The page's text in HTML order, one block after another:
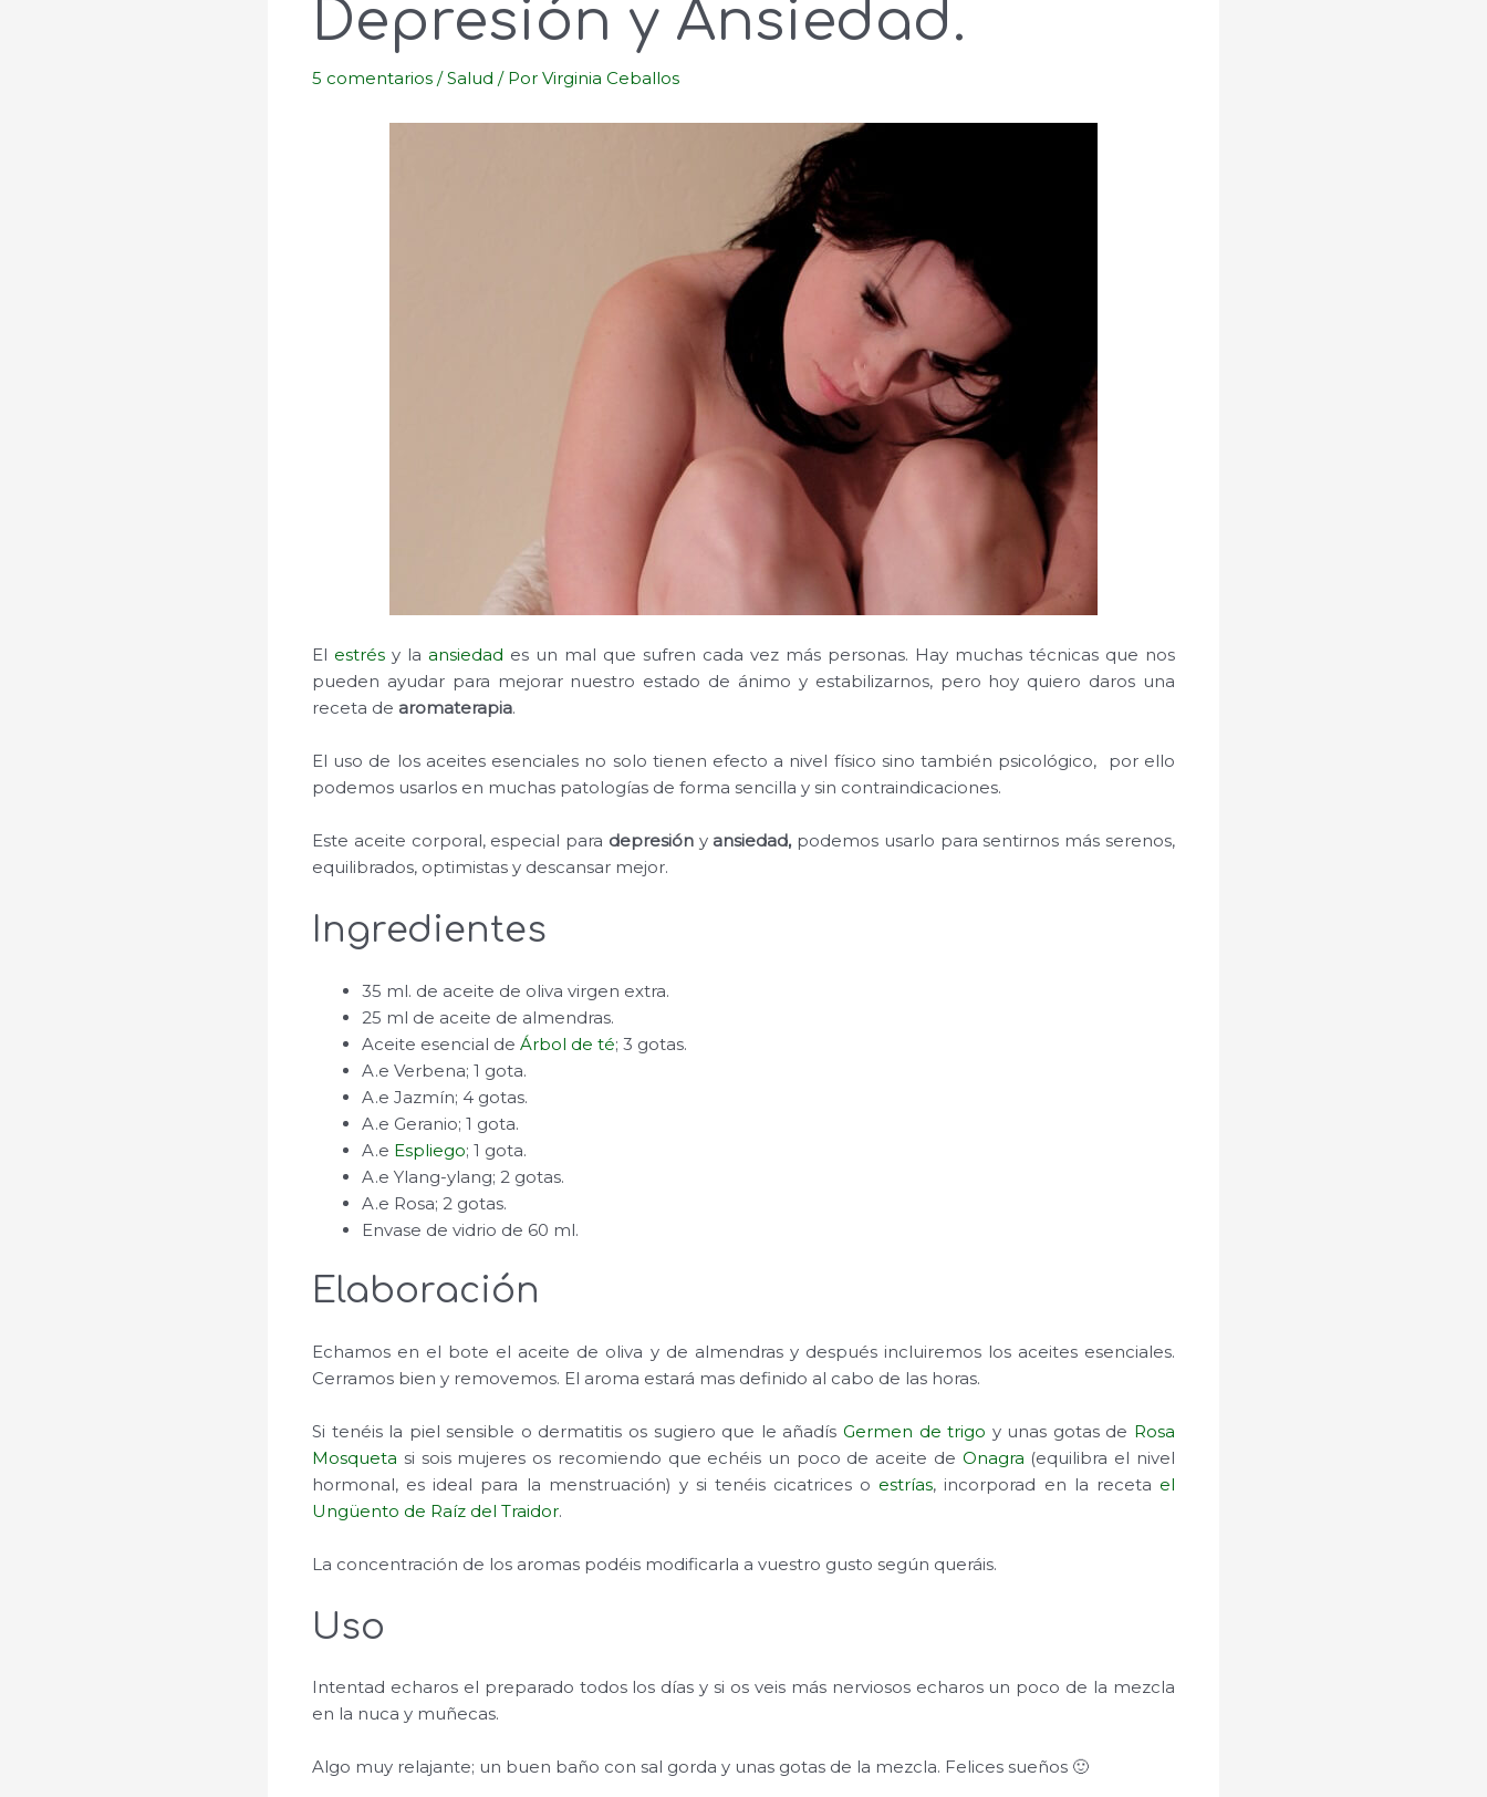
Depresión y Ansiedad.
5 comentarios /Salud / PorVirginia Ceballos
El estrés y laansiedad es un mal que sufren cada vez más personas. Hay muchas técnicas que nos
pueden ayudar para mejorar nuestro estado de ánimo y estabilizarnos, pero hoy quiero daros una
receta de aromaterapia.
El uso de los aceites esenciales no solo tienen efecto a nivel físico sino también psicológico, por ello
podemos usarlos en muchas patologías de forma sencilla y sin contraindicaciones.
Este aceite corporal, especial para depresióny ansiedad,podemos usarlo para sentirnos más serenos,
equilibrados, optimistas y descansar mejor.
Ingredientes
35 ml. de aceite de oliva virgen extra.
25 ml de aceite de almendras.
Aceite esencial deÁrbol de té; 3 gotas.
A.e Verbena; 1 gota.
A.e Jazmín; 4 gotas.
A.e Geranio; 1 gota.
A.e Espliego; 1 gota.
A.e Ylang-ylang; 2 gotas.
A.e Rosa; 2 gotas.
Envase de vidrio de 60 ml.
Elaboración
Echamos en el bote el aceite de oliva y de almendras y después incluiremos los aceites esenciales.
Cerramos bien y removemos. El aroma estará mas definido al cabo de las horas.
Si tenéis la piel sensible o dermatitis os sugiero que le añadís Germen de trigo y unas gotas de Rosa
Mosqueta si sois mujeres os recomiendo que echéis un poco de aceite de Onagra (equilibra el nivel
hormonal, es ideal para la menstruación) y si tenéis cicatrices o estrías, incorporad en la receta el
Ungüento de Raíz del Traidor.
La concentración de los aromas podéis modificarla a vuestro gusto según queráis.
Uso
Intentad echaros el preparado todos los días y si os veis más nerviosos echaros un poco de la mezcla
en la nuca y muñecas.
Algo muy relajante; un buen baño con sal gorda y unas gotas de la mezcla. Felices sueños 🙂